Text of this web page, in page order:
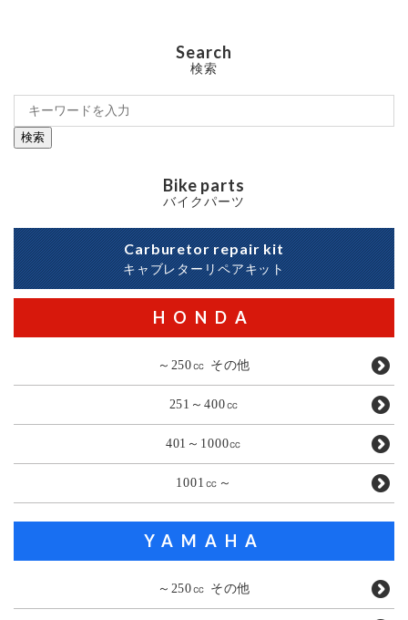
Search
検索
検索
Bike parts
バイクパーツ
Carburetor repair kit
キャブレターリペアキット
HONDA
～250㏄ その他
251～400㏄
401～1000㏄
1001㏄～
YAMAHA
～250㏄ その他